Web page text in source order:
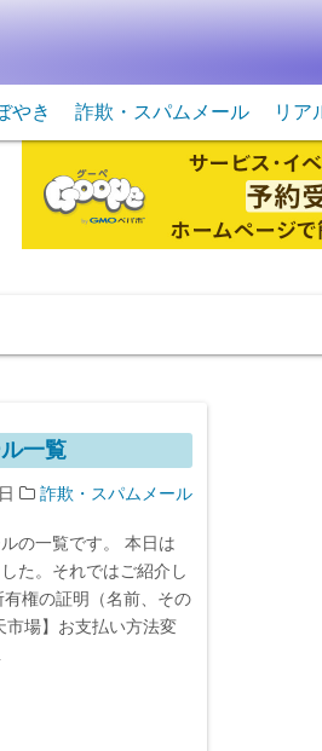
やき 詐欺・スパムメール リア
一覧
詐欺・スパムメール
の一覧です。 本日は
た。それではご紹介し
有権の証明（名前、その
場】お支払い方法変